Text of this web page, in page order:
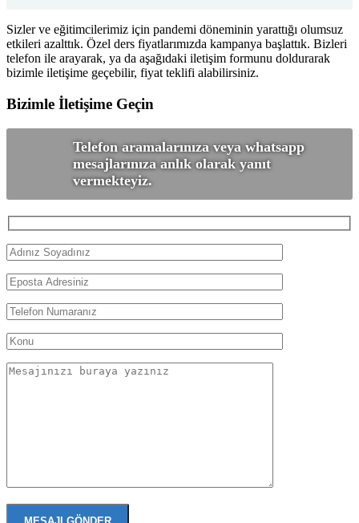
Sizler ve eğitimcilerimiz için pandemi döneminin yarattığı olumsuz
etkileri azalttık. Özel ders fiyatlarımızda kampanya başlattık. Bizleri
telefon ile arayarak, ya da aşağıdaki iletişim formunu doldurarak
bizimle iletişime geçebilir, fiyat teklifi alabilirsiniz.
Bizimle İletişime Geçin
Telefon aramalarınıza veya whatsapp
mesajlarınıza anlık olarak yanıt
vermekteyiz.